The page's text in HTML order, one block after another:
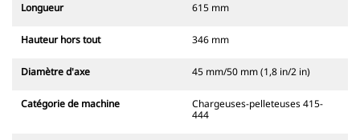
Longueur 615 mm
Hauteur hors tout 346 mm
Diamètre d'axe 45 mm/50 mm (1,8 in/2 in)
Catégorie de machine
Chargeuses-pelleteuses 415-
444